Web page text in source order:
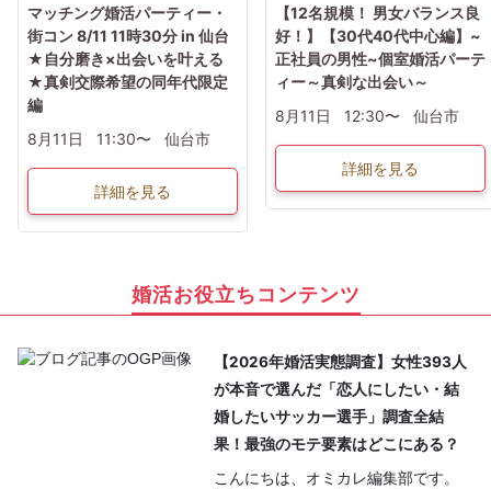
マッチング婚活パーティー・
街コン 8/11 11時30分 in 仙台
★自分磨き×出会いを叶える
★真剣交際希望の同年代限定
編
8月11日
11:30〜 仙台市
詳細を見る
【12名規模！ 男女バランス良
好！】【30代40代中心編】~
正社員の男性~個室婚活パーテ
ィー～真剣な出会い～
8月11日
12:30〜 仙台市
詳細を見る
婚活お役立ちコンテンツ
【2026年婚活実態調査】女性393人
が本音で選んだ「恋人にしたい・結
婚したいサッカー選手」調査全結
果！最強のモテ要素はどこにある？
こんにちは、オミカレ編集部です。